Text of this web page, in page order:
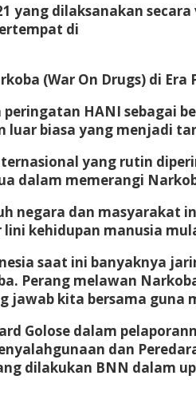
dilaksanakan
di
(War On Drugs) di
HANI sebagai
biasa yang menjadi
yang rutin
memerangi
negara dan masyarakat
kehidupan manusia
saat ini banyaknya
Perang melawan
jawab kita bersama
Golose dalam
dan
dilakukan BNN dalam